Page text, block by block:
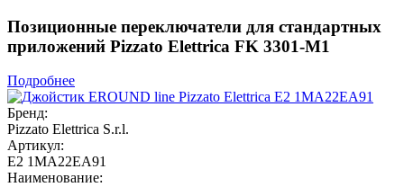
Позиционные переключатели для стандартных
приложений Pizzato Elettrica FK 3301-M1
Подробнее
Бренд:
Pizzato Elettrica S.r.l.
Артикул:
E2 1MA22EA91
Наименование: